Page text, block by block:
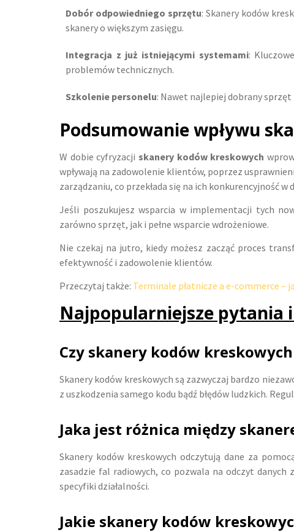
Dobór odpowiedniego sprzętu: Skanery kodów
skanery o większym zasięgu.
Integracja z już istniejącymi systemami:
problemów technicznych.
Szkolenie personelu: Nawet najlepiej dobrany
Podsumowanie wpływu
W dobie cyfryzacji skanery kodów kreskowych
wpływają na zadowolenie klientów, poprzez
zarządzaniu, co przekłada się na ich konkurencyjność
Jeśli poszukujesz wsparcia w implementacji tych
zarówno sprzęt, jak i pełne wsparcie wdrożeniowe.
Nie czekaj na jutro, kiedy możesz zacząć proces
efektywność i zadowolenie klientów.
Przeczytaj także: Terminale płatnicze a e-commerce –
Najpopularniejsze pytania
Czy skanery kodów
Skanery kodów kreskowych są zazwyczaj bardzo
z uszkodzenia samego kodu bądź błędów ludzkich.
Jaka jest różnica między
Skanery kodów kreskowych odczytują dane za
zasadzie fal radiowych, co pozwala na odczyt
specyfiki działalności.
Jakie skanery kodów